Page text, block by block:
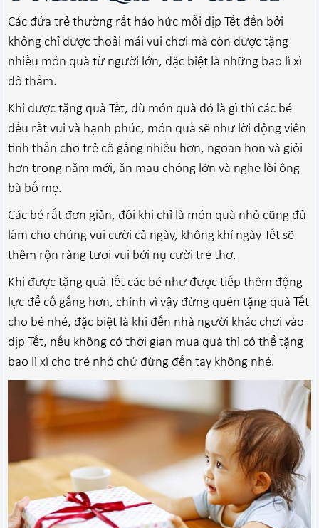
Các đứa trẻ thường rất háo hức mỗi dịp Tết đến bởi
không chỉ được thoải mái vui chơi mà còn được tặng
nhiều món quà từ người lớn, đặc biệt là những bao lì xì
đỏ thắm.
Khi được tặng quà Tết, dù món quà đó là gì thì các bé
đều rất vui và hạnh phúc, món quà sẽ như lời động viên
tinh thần cho trẻ cố gắng nhiều hơn, ngoan hơn và giỏi
hơn trong năm mới, ăn mau chóng lớn và nghe lời ông
bà bố mẹ.
Các bé rất đơn giản, đôi khi chỉ là món quà nhỏ cũng đủ
làm cho chúng vui cười cả ngày, không khí ngày Tết sẽ
thêm rộn ràng tươi vui bởi nụ cười trẻ thơ.
Khi được tặng quà Tết các bé như được tiếp thêm động
lực để cố gắng hơn, chính vì vậy đừng quên tặng quà Tết
cho bé nhé, đặc biệt là khi đến nhà người khác chơi vào
dịp Tết, nếu không có thời gian mua quà thì có thể tặng
bao lì xì cho trẻ nhỏ chứ đừng đến tay không nhé.